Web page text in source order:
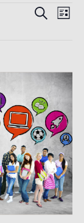
vues
Recherche
de
Liste